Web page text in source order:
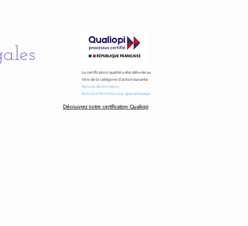
La certification qualité a été délivrée au
titre de la catégorie d'action suivante:
Actions de formation
Actions d formation par apprentissage
Découvrez notre certification Qualiopi